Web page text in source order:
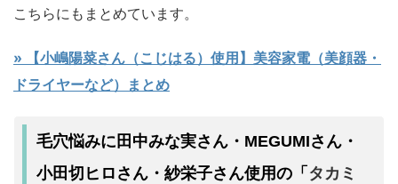
こちらにもまとめています。
» 【小嶋陽菜さん（こじはる）使用】美容家電（美顔器・
ドライヤーなど）まとめ
毛穴悩みに田中みな実さん・MEGUMIさん・
小田切ヒロさん・紗栄子さん使用の「 タカミ